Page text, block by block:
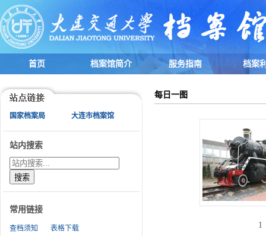
首页 档案馆简介 服务指南 档案
国家档案局 大连市档案馆
站内搜索
常用链接
查档须知 表格下载
每日一图
1